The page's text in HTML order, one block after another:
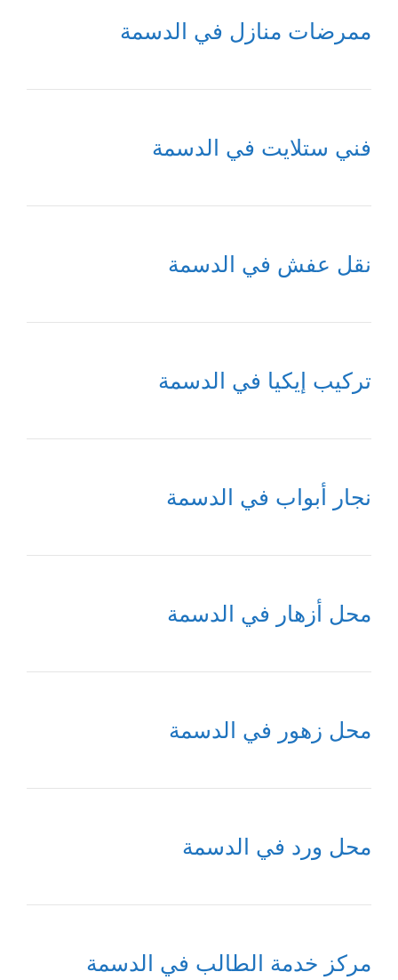
ممرضات منازل في الدسمة
فني ستلايت في الدسمة
نقل عفش في الدسمة
تركيب إيكيا في الدسمة
نجار أبواب في الدسمة
محل أزهار في الدسمة
محل زهور في الدسمة
محل ورد في الدسمة
مركز خدمة الطالب في الدسمة